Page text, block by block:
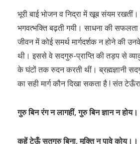
भूरी बाई भोजन व निद्रा में खूब संयम रखतीं।
भगवत्भक्ति बढ़ती गयी। साधना की सफलता
जीवन में कोई समर्थ मार्गदर्शक न होने की
थी। इससे वे सदगुरु-प्राप्ति की तड़प से
के घंटों तक रुदन करती थीं। ब्रह्मज्ञानी
का सही मार्ग कौन दिखा सकता है ! संत
गुरु बिन रंग न लागहीं, गुरु बिन ज्ञान न होय।
कहें टेऊँ सतगुरु बिना, मुक्ति न पावे कोय।।